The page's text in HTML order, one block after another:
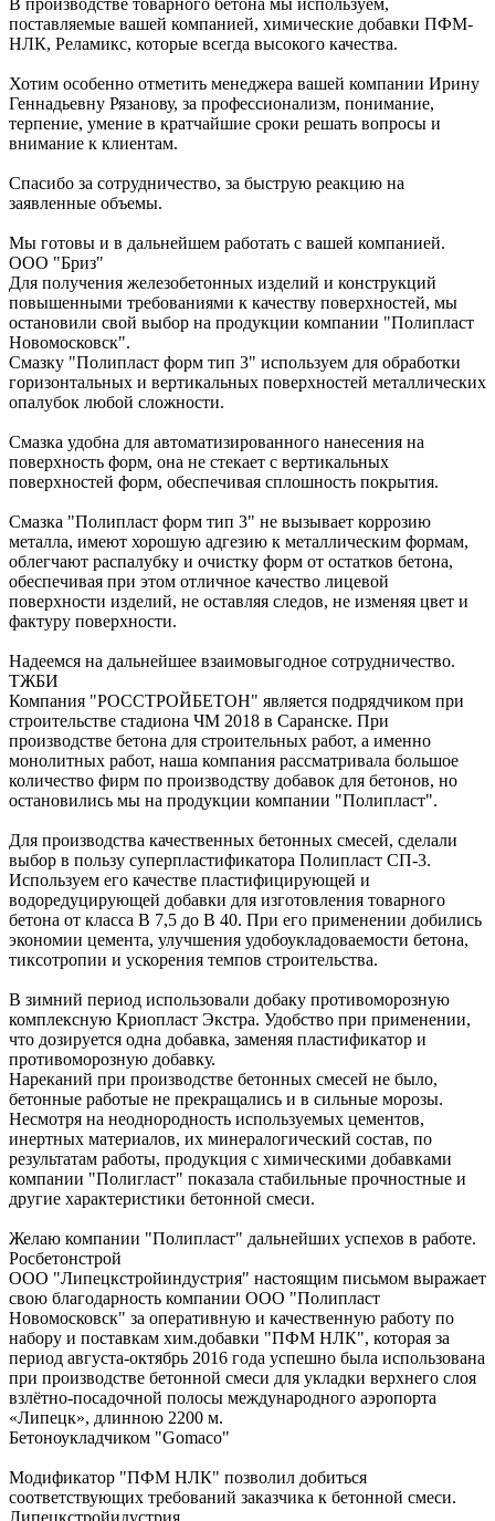
поставляемые вашей компанией, химические добавки ПФМ-
НЛК, Реламикс, которые всегда высокого качества.
Хотим особенно отметить менеджера вашей компании Ирину
Геннадьевну Рязанову, за профессионализм, понимание,
терпение, умение в кратчайшие сроки решать вопросы и
внимание к клиентам.
Спасибо за сотрудничество, за быструю реакцию на
заявленные объемы.
Мы готовы и в дальнейшем работать с вашей компанией.
ООО "Бриз"
Для получения железобетонных изделий и конструкций
повышенными требованиями к качеству поверхностей, мы
остановили свой выбор на продукции компании "Полипласт
Новомосковск".
Смазку "Полипласт форм тип 3" используем для обработки
горизонтальных и вертикальных поверхностей металлических
опалубок любой сложности.
Смазка удобна для автоматизированного нанесения на
поверхность форм, она не стекает с вертикальных
поверхностей форм, обеспечивая сплошность покрытия.
Смазка "Полипласт форм тип 3" не вызывает коррозию
металла, имеют хорошую адгезию к металлическим формам,
облегчают распалубку и очистку форм от остатков бетона,
обеспечивая при этом отличное качество лицевой
поверхности изделий, не оставляя следов, не изменяя цвет и
фактуру поверхности.
Надеемся на дальнейшее взаимовыгодное сотрудничество.
ТЖБИ
Компания "РОССТРОЙБЕТОН" является подрядчиком при
строительстве стадиона ЧМ 2018 в Саранске. При
производстве бетона для строительных работ, а именно
монолитных работ, наша компания рассматривала большое
количество фирм по производству добавок для бетонов, но
остановились мы на продукции компании "Полипласт".
Для производства качественных бетонных смесей, сделали
выбор в пользу суперпластификатора Полипласт СП-3.
Используем его качестве пластифицирующей и
водоредуцирующей добавки для изготовления товарного
бетона от класса В 7,5 до В 40. При его применении добились
экономии цемента, улучшения удобоукладоваемости бетона,
тиксотропии и ускорения темпов строительства.
В зимний период использовали добаку противоморозную
комплексную Криопласт Экстра. Удобство при применении,
что дозируется одна добавка, заменяя пластификатор и
противоморозную добавку.
Нареканий при производстве бетонных смесей не было,
бетонные работые не прекращались и в сильные морозы.
Несмотря на неоднородность используемых цементов,
инертных материалов, их минералогический состав, по
результатам работы, продукция с химическими добавками
компании "Полигласт" показала стабильные прочностные и
другие характеристики бетонной смеси.
Желаю компании "Полипласт" дальнейших успехов в работе.
Росбетонстрой
ООО "Липецкстройиндустрия" настоящим письмом выражает
свою благодарность компании ООО "Полипласт
Новомосковск" за оперативную и качественную работу по
набору и поставкам хим.добавки "ПФМ НЛК", которая за
период августа-октябрь 2016 года успешно была использована
при производстве бетонной смеси для укладки верхнего слоя
взлётно-посадочной полосы международного аэропорта
«Липецк», длинною 2200 м.
Бетоноукладчиком "Gomaco"
Модификатор "ПФМ НЛК" позволил добиться
соответствующих требований заказчика к бетонной смеси.
Липецкстройидустрия